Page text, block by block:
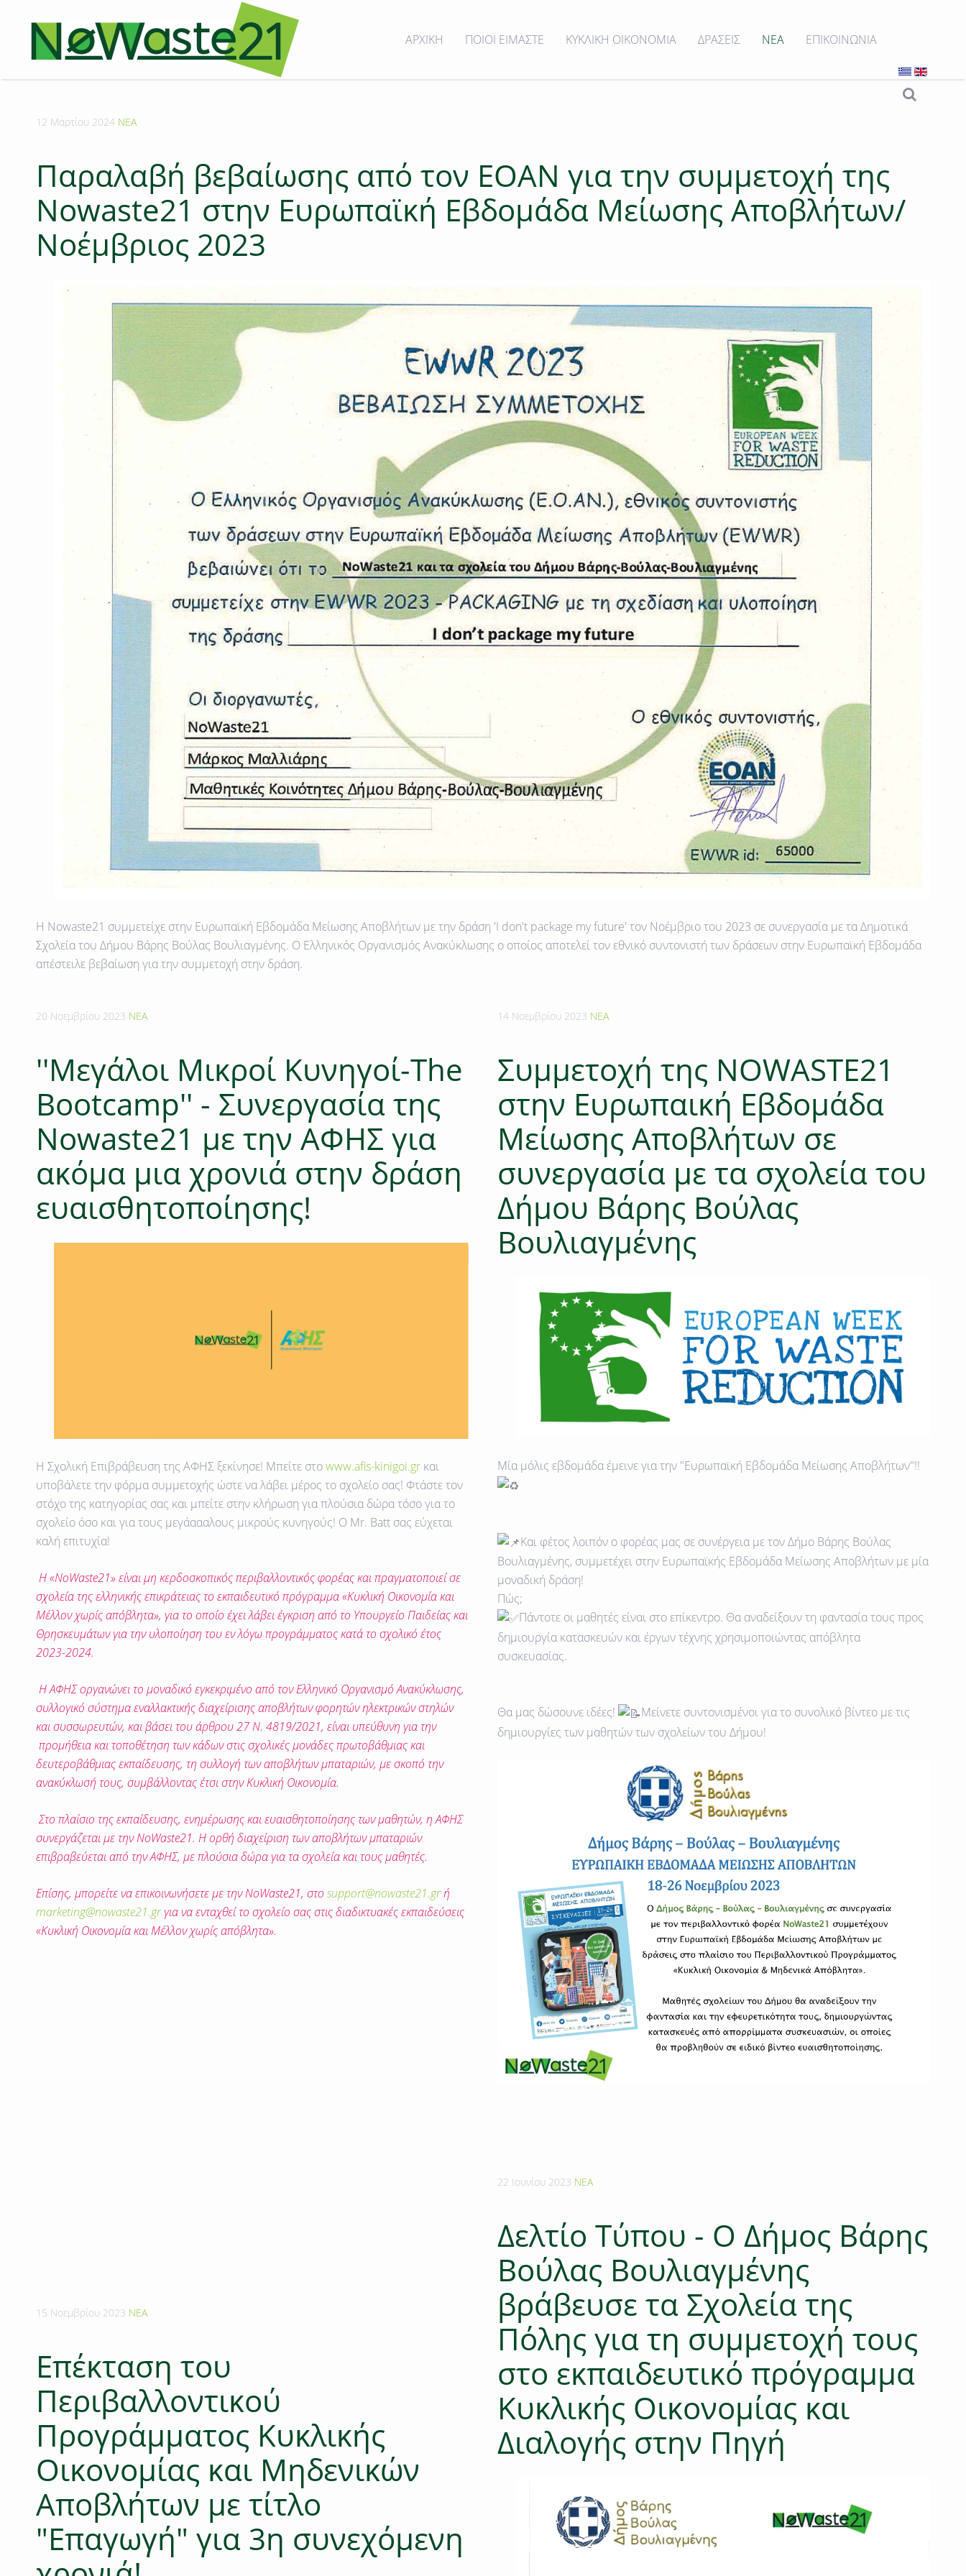
ΑΡΧΙΚΗ ΠΟΙΟΙ ΕΙΜΑΣΤΕ ΚΥΚΛΙΚΗ ΟΙΚΟΝΟΜΙΑ ΔΡΑΣΕΙΣ ΝΕΑ ΕΠΙΚΟΙΝΩΝΙΑ
12 Μαρτίου 2024 ΝΕΑ
Παραλαβή βεβαίωσης από τον ΕΟΑΝ για την συμμετοχή της
Nowaste21 στην Ευρωπαϊκή Εβδομάδα Μείωσης Αποβλήτων/
Νοέμβριος 2023
Η Νowaste21 συμμετείχε στην Ευρωπαϊκή Εβδομάδα Μείωσης Αποβλήτων με την δράση 'I don't package my future' τον Νοέμβριο του 2023 σε συνεργασία με τα Δημοτικά
Σχολεία του Δήμου Βάρης Βούλας Βουλιαγμένης. Ο Ελληνικός Οργανισμός Ανακύκλωσης ο οποίος αποτελεί τον εθνικό συντονιστή των δράσεων στην Ευρωπαϊκή Εβδομάδα
απέστειλε βεβαίωση για την συμμετοχή στην δράση.
20 Νοεμβρίου 2023 ΝΕΑ
''Μεγάλοι Μικροί Κυνηγοί-The
Bootcamp'' - Συνεργασία της
Νοwaste21 με την ΑΦΗΣ για
ακόμα μια χρονιά στην δράση
ευαισθητοποίησης!
Η Σχολική Επιβράβευση της ΑΦΗΣ ξεκίνησε! Μπείτε στοwww.afis-kinigoi.gr και
υποβάλετε την φόρμα συμμετοχής ώστε να λάβει μέρος το σχολείο σας! Φτάστε τον
στόχο της κατηγορίας σας και μπείτε στην κλήρωση για πλούσια δώρα τόσο για το
σχολείο όσο και για τους μεγάαααλους μικρούς κυνηγούς! Ο Mr. Batt σας εύχεται
καλή επιτυχία!
Η «NoWaste21» είναι μη κερδοσκοπικός περιβαλλοντικός φορέας και πραγματοποιεί σε
σχολεία της ελληνικής επικράτειας το εκπαιδευτικό πρόγραμμα «Κυκλική Οικονομία και
Μέλλον χωρίς απόβλητα», για το οποίο έχει λάβει έγκριση από το Υπουργείο Παιδείας και
Θρησκευμάτων για την υλοποίηση του εν λόγω προγράμματος κατά το σχολικό έτος
2023-2024.
ΗΑΦΗΣοργανώνει το μοναδικό εγκεκριμένο από τον Ελληνικό Οργανισμό Ανακύκλωσης,
συλλογικό σύστημα εναλλακτικής διαχείρισης αποβλήτων φορητών ηλεκτρικών στηλών
και συσσωρευτών, και βάσει του άρθρου 27 Ν. 4819/2021, είναι υπεύθυνη για την
προμήθεια και τοποθέτηση των κάδων στις σχολικές μονάδες πρωτοβάθμιας και
δευτεροβάθμιας εκπαίδευσης, τη συλλογή των αποβλήτων μπαταριών, με σκοπό την
ανακύκλωσή τους, συμβάλλοντας έτσι στην Κυκλική Οικονομία.
Στο πλαίσιο της εκπαίδευσης, ενημέρωσης και ευαισθητοποίησης των μαθητών, η ΑΦΗΣ
συνεργάζεται με τηνNoWaste21. Η ορθή διαχείριση των αποβλήτων μπαταριών
επιβραβεύεται από την ΑΦΗΣ, με πλούσια δώρα για τα σχολεία και τους μαθητές.
Επίσης, μπορείτε να επικοινωνήσετε με τηνNoWaste21, στο support@nowaste21.grή
marketing@nowaste21.gr για να ενταχθεί το σχολείο σας στις διαδικτυακές εκπαιδεύσεις
«Κυκλική Οικονομία και Μέλλον χωρίς απόβλητα».
15 Νοεμβρίου 2023 ΝΕΑ
Επέκταση του
Περιβαλλοντικού
Προγράμματος Κυκλικής
Οικονομίας και Μηδενικών
Αποβλήτων με τίτλο
"Επαγωγή" για 3η συνεχόμενη
14 Νοεμβρίου 2023 ΝΕΑ
Συμμετοχή της ΝΟWASTE21
στην Ευρωπαική Εβδομάδα
Μείωσης Αποβλήτων σε
συνεργασία με τα σχολεία του
Δήμου Βάρης Βούλας
Βουλιαγμένης
Μία μόλις εβδομάδα έμεινε για την "Ευρωπαϊκή Εβδομάδα Μείωσης Αποβλήτων"!!
Και φέτος λοιπόν ο φορέας μας σε συνέργεια με τον Δήμο Βάρης Βούλας
Βουλιαγμένης, συμμετέχει στην Ευρωπαϊκής Εβδομάδα Μείωσης Αποβλήτων με μία
μοναδική δράση!
Πώς;
Πάντοτε οι μαθητές είναι στο επίκεντρο. Θα αναδείξουν τη φαντασία τους προς
δημιουργία κατασκευών και έργων τέχνης χρησιμοποιώντας απόβλητα
συσκευασίας.
Θα μας δώσουνε ιδέες!
Μείνετε συντονισμένοι για το συνολικό βίντεο με τις
δημιουργίες των μαθητών των σχολείων του Δήμου!
22 Ιουνίου 2023 ΝΕΑ
Δελτίο Τύπου - O Δήμος Βάρης
Βούλας Βουλιαγμένης
βράβευσε τα Σχολεία της
Πόλης για τη συμμετοχή τους
στο εκπαιδευτικό πρόγραμμα
Κυκλικής Οικονομίας και
Διαλογής στην Πηγή